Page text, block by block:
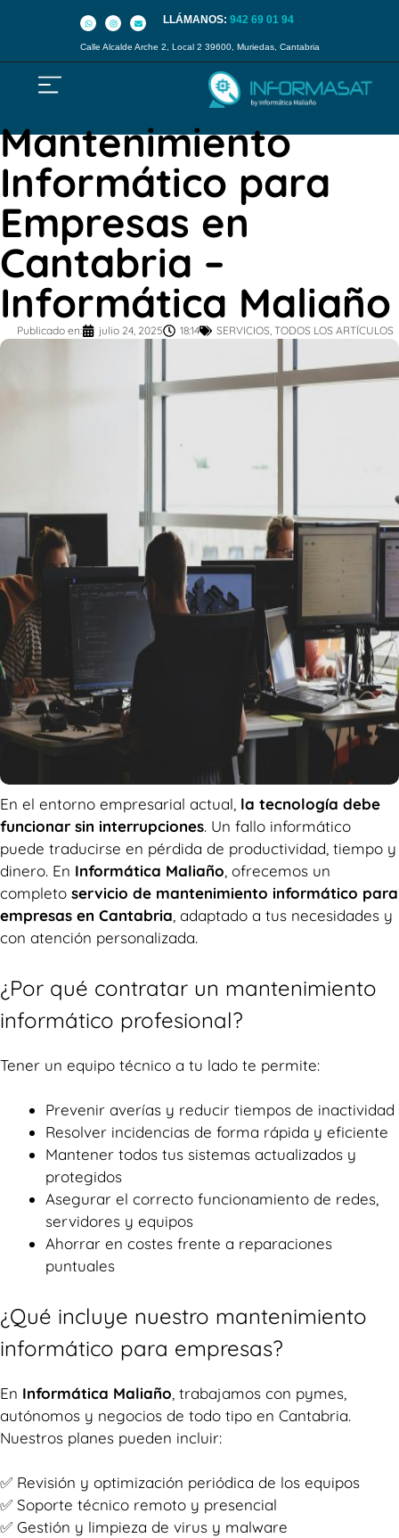
LLÁMANOS:942 69 01 94
Calle Alcalde Arche 2, Local 2 39600, Muriedas, Cantabria
Mantenimiento
Informático para
Empresas en
Cantabria –
Informática Maliaño
Publicado en: julio 24, 2025 18:14 SERVICIOS, TODOS LOS ARTÍCULOS
En el entorno empresarial actual, la tecnología debe
funcionar sin interrupciones. Un fallo informático
puede traducirse en pérdida de productividad, tiempo y
dinero. En Informática Maliaño , ofrecemos un
completo servicio de mantenimiento informático para
empresas en Cantabria , adaptado a tus necesidades y
con atención personalizada.
¿Por qué contratar un mantenimiento
informático profesional?
Tener un equipo técnico a tu lado te permite:
Prevenir averías y reducir tiempos de inactividad
Resolver incidencias de forma rápida y eficiente
Mantener todos tus sistemas actualizados y
protegidos
Asegurar el correcto funcionamiento de redes,
servidores y equipos
Ahorrar en costes frente a reparaciones
puntuales
¿Qué incluye nuestro mantenimiento
informático para empresas?
En Informática Maliaño , trabajamos con pymes,
autónomos y negocios de todo tipo en Cantabria.
Nuestros planes pueden incluir:
✅ Revisión y optimización periódica de los equipos
✅ Soporte técnico remoto y presencial
✅ Gestión y limpieza de virus y malware